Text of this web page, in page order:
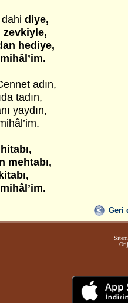
diye,
zevkiyle,
hediye,
adın,
tadın,
yaydın,
mehtabı,
Geri